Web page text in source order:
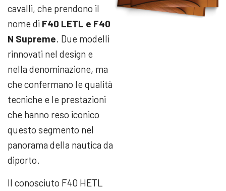
cavalli, che prendono il
nome di F40 LETL e F40
N Supreme. Due modelli
rinnovati nel design e
nella denominazione, ma
che confermano le qualità
tecniche e le prestazioni
che hanno reso iconico
questo segmento nel
panorama della nautica da
diporto.
Il conosciuto F40 HETL